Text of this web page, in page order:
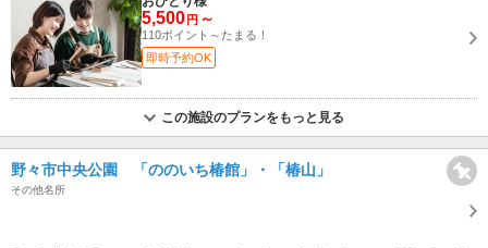
5,500 円 ～
110ポイント～たまる！
即時予約OK
この施設のプランをもっと見る
野々市中央公園 「ののいち椿館」・「椿山」
その他名所